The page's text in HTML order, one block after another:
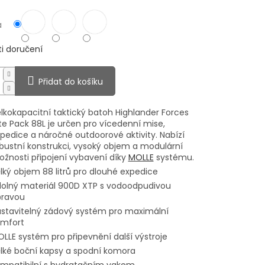
doručení
Přidat do košíku
taktický batoh Highlander Forces
Pack 88L je určen pro vícedenní mise,
a náročné outdoorové aktivity. Nabízí
konstrukci, vysoký objem a modulární
připojení vybavení díky MOLLE systému.
objem 88 litrů pro dlouhé expedice
materiál 900D XTP s vodoodpudivou
zádový systém pro maximální
systém pro připevnění další výstroje
boční kapsy a spodní komora